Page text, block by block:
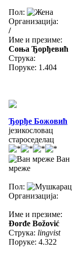
Пол:
Организација:
/
Име и презиме:
Соња Ђорђевић
Струка:
Поруке: 1.404
Ђорђе Божовић
језикословац
староседелац
Ван
мреже
Пол:
Организација:
Име и презиме:
Đorđe Božović
Струка: lingvist
Поруке: 4.322